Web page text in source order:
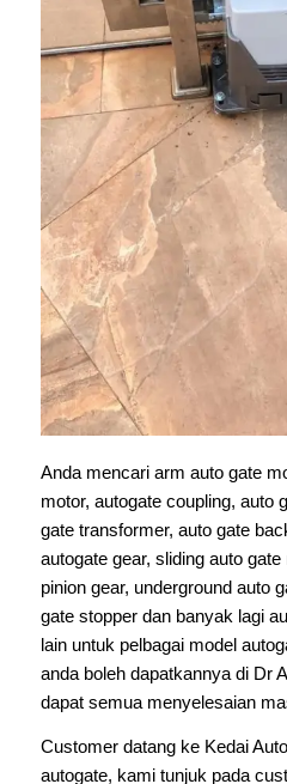
Anda mencari arm auto gate
motor, autogate coupling, auto
gate transformer, auto gate
autogate gear, sliding auto
pinion gear, underground auto
gate stopper dan banyak lagi
lain untuk pelbagai model
anda boleh dapatkannya di Dr
dapat semua menyelesaian
Customer datang ke Kedai
autogate, kami tunjuk pada